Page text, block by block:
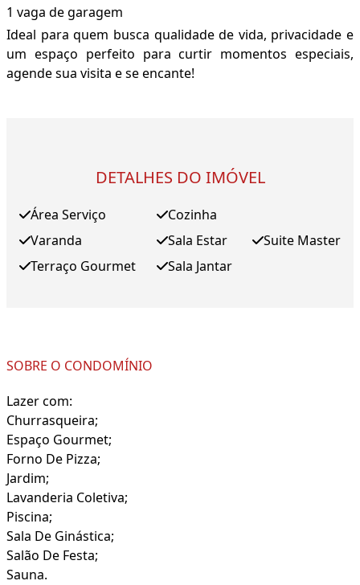
1 vaga de garagem
Ideal para quem busca qualidade de vida, privacidade e
um espaço perfeito para curtir momentos especiais,
agende sua visita e se encante!
DETALHES DO IMÓVEL
Área Serviço
Varanda
Terraço Gourmet
Cozinha
Sala Estar
Sala Jantar
Suite Master
SOBRE O CONDOMÍNIO
Lazer com:
Churrasqueira;
Espaço Gourmet;
Forno De Pizza;
Jardim;
Lavanderia Coletiva;
Piscina;
Sala De Ginástica;
Salão De Festa;
Sauna.